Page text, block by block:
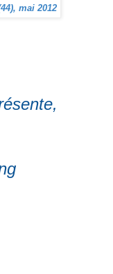
mai 2012